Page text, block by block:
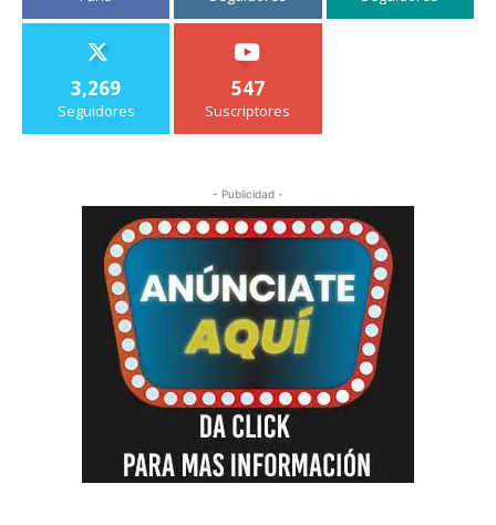
3,269
Seguidores
547
Suscriptores
- Publicidad -